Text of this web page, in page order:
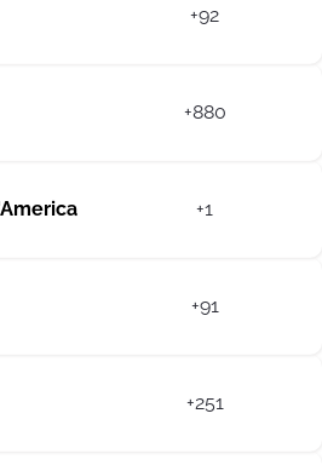
+92
+880
+1
+91
+251